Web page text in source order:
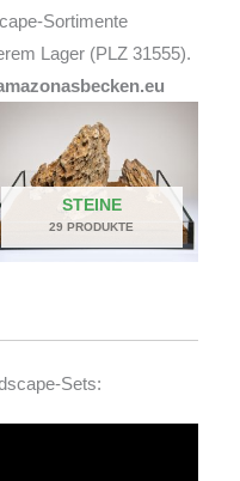
Sortimente
Lager (PLZ 31555).
STEINE
29 PRODUKTE
Sets: